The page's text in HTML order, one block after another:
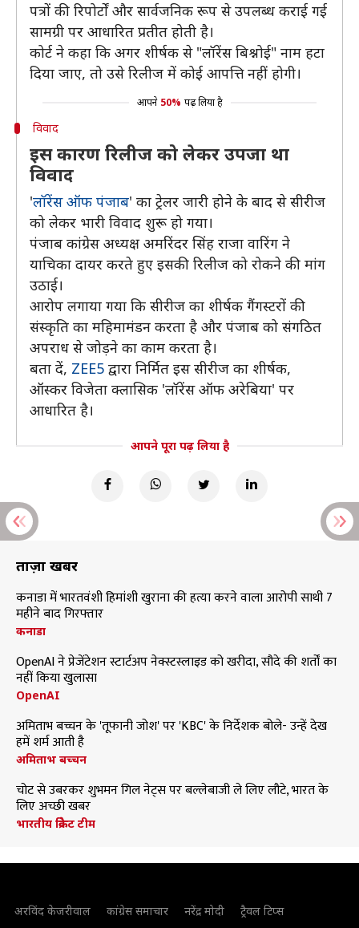
पत्रों की रिपोर्टों और सार्वजनिक रूप से उपलब्ध कराई गई
सामग्री पर आधारित प्रतीत होती है।
कोर्ट ने कहा कि अगर शीर्षक से "लॉरेंस बिश्नोई" नाम हटा
दिया जाए, तो उसे रिलीज में कोई आपत्ति नहीं होगी।
आपने 50% पढ़ लिया है
विवाद
इस कारण रिलीज को लेकर उपजा था
विवाद
'लॉरेंस ऑफ पंजाब' का ट्रेलर जारी होने के बाद से सीरीज
को लेकर भारी विवाद शुरू हो गया।
पंजाब कांग्रेस अध्यक्ष अमरिंदर सिंह राजा वारिंग ने
याचिका दायर करते हुए इसकी रिलीज को रोकने की मांग
उठाई।
आरोप लगाया गया कि सीरीज का शीर्षक गैंगस्टरों की
संस्कृति का महिमामंडन करता है और पंजाब को संगठित
अपराध से जोड़ने का काम करता है।
बता दें, ZEE5 द्वारा निर्मित इस सीरीज का शीर्षक,
ऑस्कर विजेता क्लासिक 'लॉरेंस ऑफ अरेबिया' पर
आधारित है।
आपने पूरा पढ़ लिया है
ताज़ा खबरें
कनाडा में भारतवंशी हिमांशी खुराना की हत्या करने वाला आरोपी साथी 7
महीने बाद गिरफ्तार
कनाडा
OpenAI ने प्रेजेंटेशन स्टार्टअप नेक्स्टस्लाइड को खरीदा, सौदे की शर्तों का
नहीं किया खुलासा
OpenAI
अमिताभ बच्चन के 'तूफानी जोश' पर 'KBC' के निर्देशक बोले- उन्हें देख
हमें शर्म आती है
अमिताभ बच्चन
चोट से उबरकर शुभमन गिल नेट्स पर बल्लेबाजी ले लिए लौटे, भारत के
लिए अच्छी खबर
भारतीय क्रिकेट टीम
अरविंद केजरीवाल कांग्रेस समाचार नरेंद्र मोदी ट्रैवल टिप्स